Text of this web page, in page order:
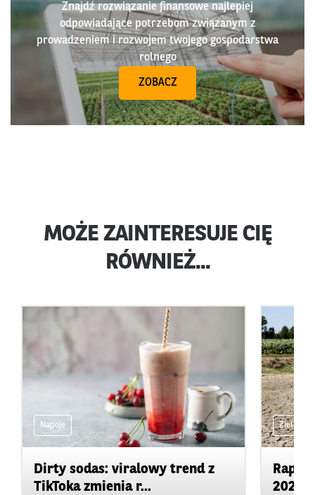
Znajdź rozwiązanie finansowe najlepiej
odpowiadające potrzebom związanym z
prowadzeniem i rozwojem twojego gospodarstwa
rolnego
ZOBACZ
MOŻE ZAINTERESUJE CIĘ
RÓWNIEŻ...
Napoje
Dirty sodas: viralowy trend z
TikToka zmienia r...
Zielone
2026: